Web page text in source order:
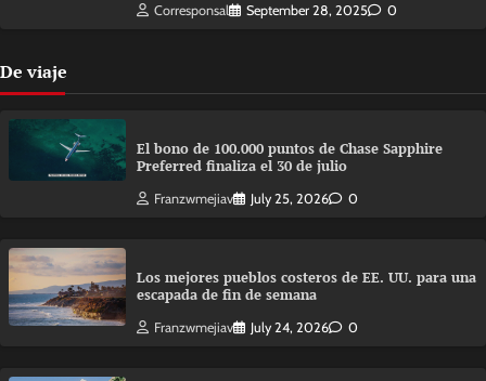
Corresponsal September 28, 2025 0
De viaje
El bono de 100.000 puntos de Chase Sapphire
Preferred finaliza el 30 de julio
Franzwmejiav July 25, 2026 0
Los mejores pueblos costeros de EE. UU. para una
escapada de fin de semana
Franzwmejiav July 24, 2026 0